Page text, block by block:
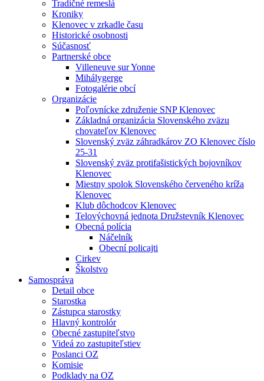
Tradičné remeslá
Kroniky
Klenovec v zrkadle času
Historické osobnosti
Súčasnosť
Partnerské obce
Villeneuve sur Yonne
Mihálygerge
Fotogalérie obcí
Organizácie
Poľovnícke združenie SNP Klenovec
Základná organizácia Slovenského zväzu
chovateľov Klenovec
Slovenský zväz záhradkárov ZO Klenovec číslo
25-31
Slovenský zväz protifašistických bojovníkov
Klenovec
Miestny spolok Slovenského červeného kríža
Klenovec
Klub dôchodcov Klenovec
Telovýchovná jednota Družstevník Klenovec
Obecná polícia
Náčelník
Obecní policajti
Cirkev
Školstvo
Samospráva
Detail obce
Starostka
Zástupca starostky
Hlavný kontrolór
Obecné zastupiteľstvo
Videá zo zastupiteľstiev
Poslanci OZ
Komisie
Podklady na OZ